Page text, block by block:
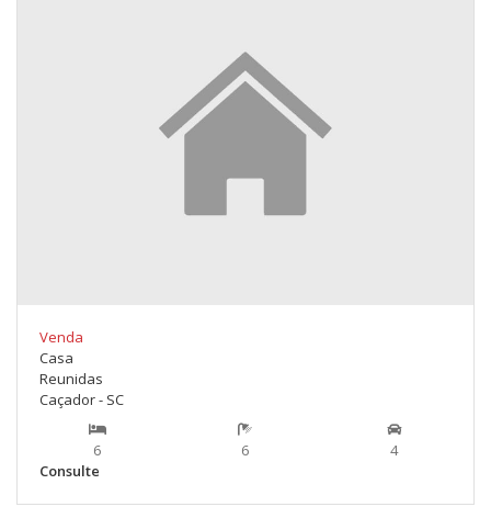
Venda
Casa
Reunidas
Caçador - SC
6 6
4
Consulte